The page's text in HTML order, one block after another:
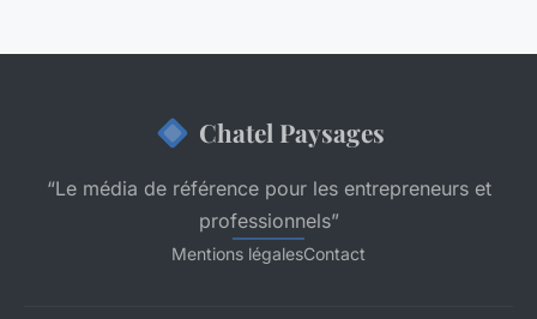
Chatel Paysages
“Le média de référence pour les entrepreneurs et
professionnels”
Mentions légalesContact